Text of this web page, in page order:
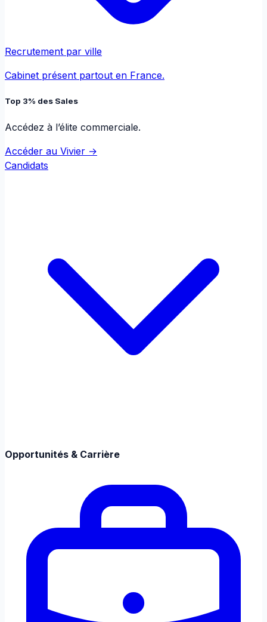
Recrutement par ville
Cabinet présent partout en France.
Top 3% des Sales
Accédez à l’élite commerciale.
Accéder au Vivier →
Candidats
Opportunités & Carrière